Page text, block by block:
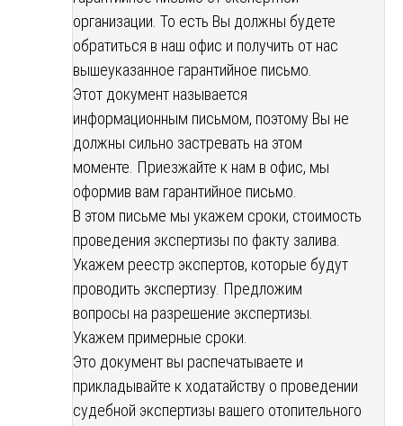
организации. То есть Вы должны будете
обратиться в наш офис и получить от нас
вышеуказанное гарантийное письмо.
Этот документ называется
информационным письмом, поэтому Вы не
должны сильно застревать на этом
моменте. Приезжайте к нам в офис, мы
оформив вам гарантийное письмо.
В этом письме мы укажем сроки, стоимость
проведения экспертизы по факту залива.
Укажем реестр экспертов, которые будут
проводить экспертизу. Предложим
вопросы на разрешение экспертизы.
Укажем примерные сроки.
Это документ вы распечатываете и
прикладывайте к ходатайству о проведении
судебной экспертизы вашего отопительного